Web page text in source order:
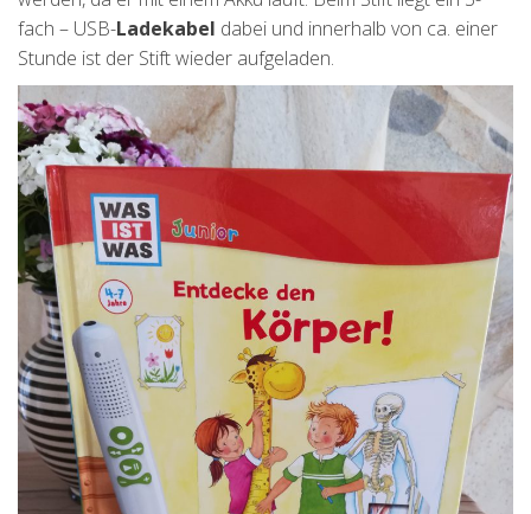
fach – USB-Ladekabel dabei und innerhalb von ca. einer
Stunde ist der Stift wieder aufgeladen.